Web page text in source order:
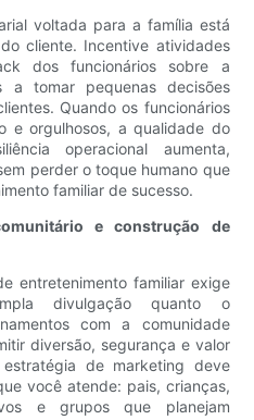
voltada para a família está
cliente. Incentive atividades
dos funcionários sobre a
a tomar pequenas decisões
Quando os funcionários
e orgulhosos, a qualidade do
operacional aumenta,
perder o toque humano que
familiar de sucesso.
e construção de
entretenimento familiar exige
divulgação quanto o
com a comunidade
diversão, segurança e valor
de marketing deve
você atende: pais, crianças,
e grupos que planejam